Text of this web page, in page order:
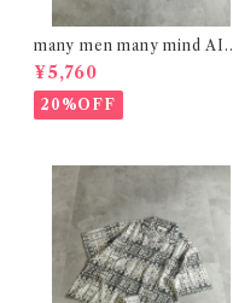
many men many mind AIRL
EAK FABRIC ポロシャツ C
HARCOAL M2615161
¥5,760
20%OFF